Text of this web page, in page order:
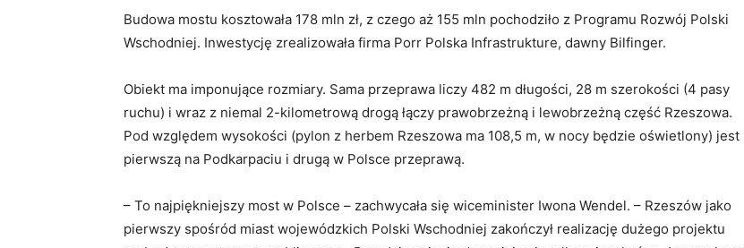
Budowa mostu kosztowała 178 mln zł, z czego aż 155 mln pochodziło z Programu Rozwój Polski
Wschodniej. Inwestycję zrealizowała firma Porr Polska Infrastrukture, dawny Bilfinger.
Obiekt ma imponujące rozmiary. Sama przeprawa liczy 482 m długości, 28 m szerokości (4 pasy
ruchu) i wraz z niemal 2-kilometrową drogą łączy prawobrzeżną i lewobrzeżną część Rzeszowa.
Pod względem wysokości (pylon z herbem Rzeszowa ma 108,5 m, w nocy będzie oświetlony) jest
pierwszą na Podkarpaciu i drugą w Polsce przeprawą.
– To najpiękniejszy most w Polsce – zachwycała się wiceminister Iwona Wendel. – Rzeszów jako
pierwszy spośród miast wojewódzkich Polski Wschodniej zakończył realizację dużego projektu